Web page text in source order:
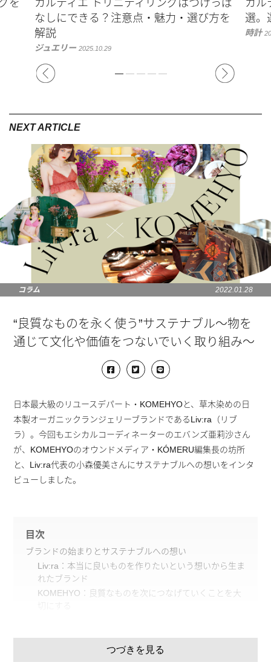
を
カルティエ トリニティリングはつけっぱ
なしにできる？注意点・魅力・選び方を
解説
ジュエリー 2025.10.29
カル
選。
時計
コラム 2022.01.28
“良質なものを永く使う”サステナブル～物を
通じて文化や価値をつないでいく取り組み～
日本最大級のリユースデパート・KOMEHYOと、草木染めの日
本製オーガニックランジェリーブランドであるLiv:ra（リブ
ラ）。今回もエシカルコーディネーターのエバンズ亜莉沙さん
が、KOMEHYOのオウンドメディア・KÓMERU編集長の坊所
と、Liv:ra代表の小森優美さんにサステナブルへの想いをインタ
ビューしました。
目次
ブランドの始まりとサステナブルへの想い
Liv:ra：本当に良いものを作りたいという想いから生ま
れたブランド
KOMEHYO：良質なものを次につなげていくことを大
後世につなぐ文化や価値観つづきを見る